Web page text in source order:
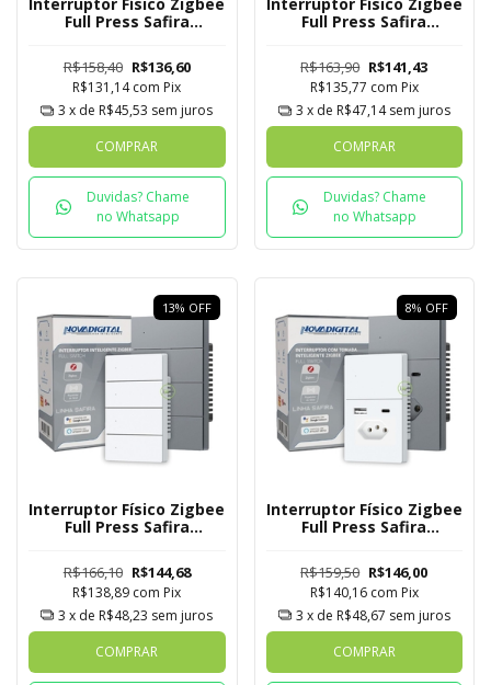
Interruptor Físico Zigbee
Full Press Safira
R$158,40 R$136,60
R$131,14com Pix
3 x de R$45,53 sem juros
COMPRAR
Duvidas? Chame
no Whatsapp
Interruptor Físico Zigbee
Full Press Safira
R$163,90 R$141,43
R$135,77 com Pix
3 x de R$47,14 sem juros
COMPRAR
Duvidas? Chame
no Whatsapp
13% OFF
Interruptor Físico Zigbee
Full Press Safira
R$166,10 R$144,68
R$138,89 com Pix
3 x de R$48,23 sem juros
COMPRAR
8% OFF
Interruptor Físico Zigbee
Full Press Safira
Tomada + USB C
R$159,50 R$146,00
R$140,16 com Pix
3 x de R$48,67 sem juros
COMPRAR